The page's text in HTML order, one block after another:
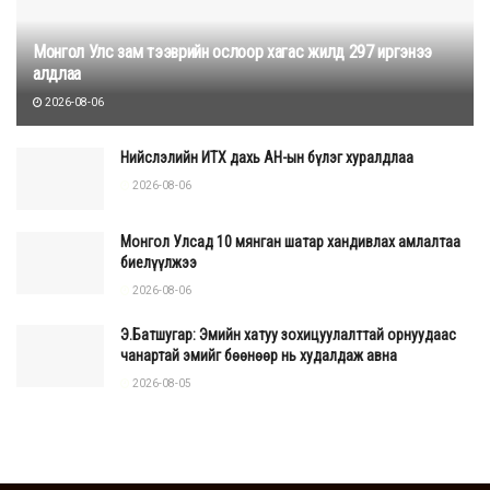
Монгол Улс зам тээврийн ослоор хагас жилд 297 иргэнээ
алдлаа
2026-08-06
Нийслэлийн ИТХ дахь АН-ын бүлэг хуралдлаа
2026-08-06
Монгол Улсад 10 мянган шатар хандивлах амлалтаа
биелүүлжээ
2026-08-06
Э.Батшугар: Эмийн хатуу зохицуулалттай орнуудаас
чанартай эмийг бөөнөөр нь худалдаж авна
2026-08-05